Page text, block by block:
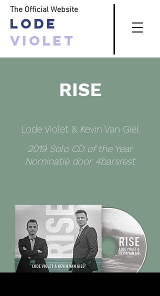
Lode
Violet
The Official Website
RISE
Lode Violet & Kevin Van Giel
2019 Solo CD of the Year
Nominatie door 4barsrest